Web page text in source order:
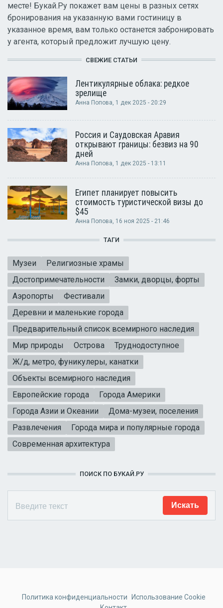
месте! Букай.Ру покажет вам цены в разных сетях
бронирования на указанную вами гостиницу в
указанное время, вам только останется забронировать
у агента, который предложит лучшую цену.
СВЕЖИЕ СТАТЬИ
Лентикулярные облака: редкое
зрелище
Анна Попова , 1 дек 2025 - 20:29
Россия и Саудовская Аравия
открывают границы: безвиз на 90
дней
Анна Попова, 1 дек 2025 - 13:11
Египет планирует повысить
стоимость туристической визы до
$45
Анна Попова, 16 ноя 2025 - 21:46
ТАГИ
Музеи
Религиозные храмы
Достопримечательности
Замки, дворцы, форты
Аэропорты
Фестивали
Деревни и маленькие города
Предварительный список всемирного наследия
Мир природы
Острова
Труднодоступное
Ж/д, метро, фуникулеры, канатки
Объекты всемирного наследия
Европейские города
Города Америки
Города Азии и Океании
Дома-музеи, поселения
Развлечения
Города мира и популярные города
Современная архитектура
ПОИСК ПО БУКАЙ.РУ
Политика конфиденциальности
Использование Cookie